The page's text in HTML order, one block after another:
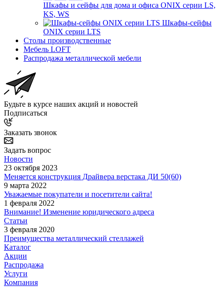
Шкафы и сейфы для дома и офиса ONIX серии LS,
KS, WS
Шкафы-сейфы
ONIX серии LTS
Столы производственные
Мебель LOFT
Распродажа металлической мебели
Будьте в курсе наших акций и новостей
Подписаться
Заказать звонок
Задать вопрос
Новости
23 октября 2023
Меняется конструкция Драйвера верстака ДИ 50(60)
9 марта 2022
Уважаемые покупатели и посетители сайта!
1 февраля 2022
Внимание! Изменение юридического адреса
Статьи
3 февраля 2020
Преимущества металлический стеллажей
Каталог
Акции
Распродажа
Услуги
Компания